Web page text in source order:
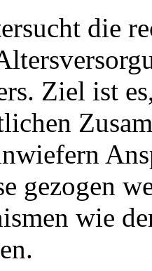
die
Ziel ist
gezogen
wie